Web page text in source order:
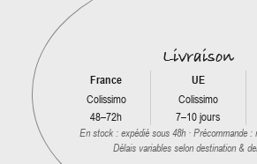
Livraison
France
Colissimo
48–72h
UE
Colissimo
7–10 jours
En stock : expédié sous 48h · Précommande :
Délais variables selon destination &